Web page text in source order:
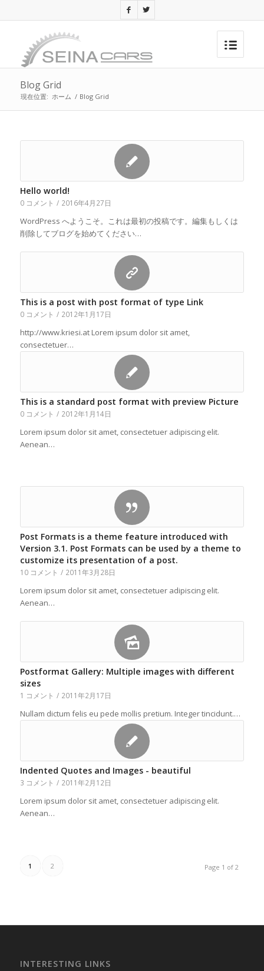
Blog Grid
現在位置: ホーム / Blog Grid
Hello world!
0 コメント / 2016年4月27日
WordPress へようこそ。これは最初の投稿です。編集もしくは
削除してブログを始めてください…
This is a post with post format of type Link
0 コメント / 2012年1月17日
http://www.kriesi.at Lorem ipsum dolor sit amet,
consectetuer…
This is a standard post format with preview Picture
0 コメント / 2012年1月14日
Lorem ipsum dolor sit amet, consectetuer adipiscing elit.
Aenean…
Post Formats is a theme feature introduced with
Version 3.1. Post Formats can be used by a theme to
customize its presentation of a post.
10 コメント / 2011年3月28日
Lorem ipsum dolor sit amet, consectetuer adipiscing elit.
Aenean…
Postformat Gallery: Multiple images with different
sizes
1 コメント / 2011年2月17日
Nullam dictum felis eu pede mollis pretium. Integer tincidunt.…
Indented Quotes and Images - beautiful
3 コメント / 2011年2月12日
Lorem ipsum dolor sit amet, consectetuer adipiscing elit.
Aenean…
Page 1 of 2
1 2
INTERESTING LINKS